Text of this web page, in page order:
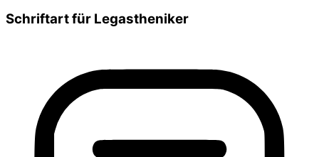
Schriftart für Legastheniker